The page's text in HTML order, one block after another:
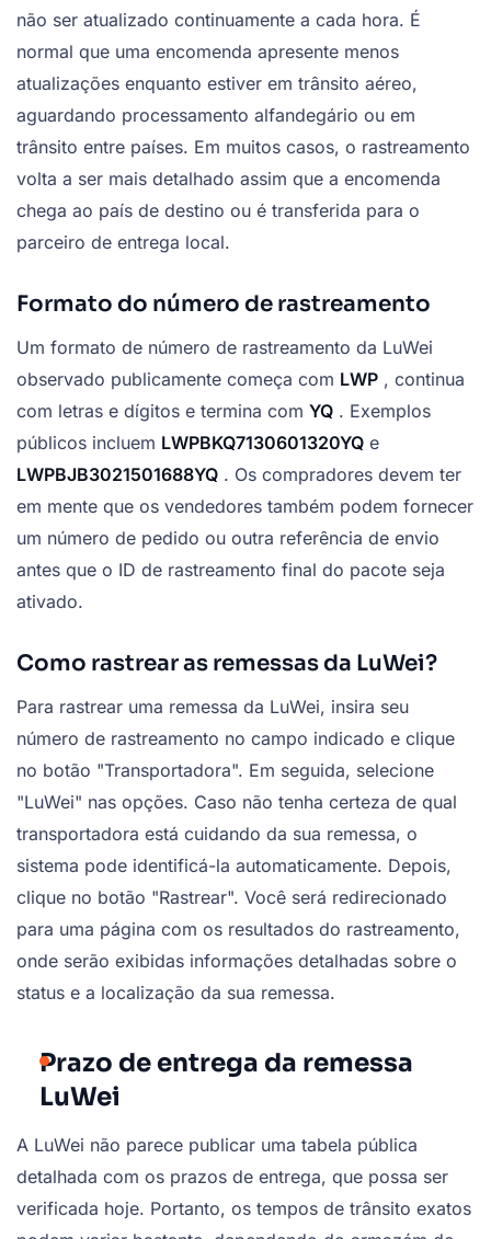
não ser atualizado continuamente a cada hora. É
normal que uma encomenda apresente menos
atualizações enquanto estiver em trânsito aéreo,
aguardando processamento alfandegário ou em
trânsito entre países. Em muitos casos, o rastreamento
volta a ser mais detalhado assim que a encomenda
chega ao país de destino ou é transferida para o
parceiro de entrega local.
Formato do número de rastreamento
Um formato de número de rastreamento da LuWei
observado publicamente começa com LWP , continua
com letras e dígitos e termina com YQ . Exemplos
públicos incluem LWPBKQ7130601320YQ e
LWPBJB3021501688YQ . Os compradores devem ter
em mente que os vendedores também podem fornecer
um número de pedido ou outra referência de envio
antes que o ID de rastreamento final do pacote seja
ativado.
Como rastrear as remessas da LuWei?
Para rastrear uma remessa da LuWei, insira seu
número de rastreamento no campo indicado e clique
no botão "Transportadora". Em seguida, selecione
"LuWei" nas opções. Caso não tenha certeza de qual
transportadora está cuidando da sua remessa, o
sistema pode identificá-la automaticamente. Depois,
clique no botão "Rastrear". Você será redirecionado
para uma página com os resultados do rastreamento,
onde serão exibidas informações detalhadas sobre o
status e a localização da sua remessa.
Prazo de entrega da remessa
LuWei
A LuWei não parece publicar uma tabela pública
detalhada com os prazos de entrega, que possa ser
verificada hoje. Portanto, os tempos de trânsito exatos